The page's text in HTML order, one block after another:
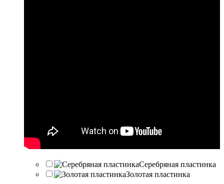
Серебряная пластинка
Золотая пластинка